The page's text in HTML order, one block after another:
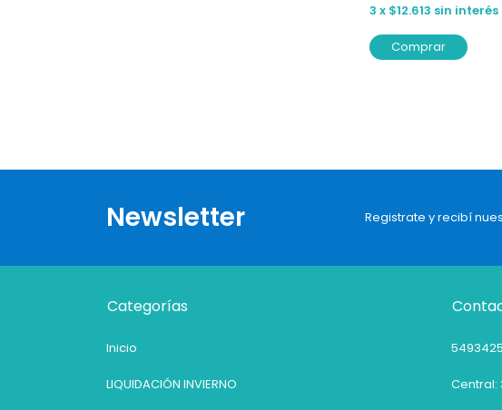
3 x $12.613 sin interés
Comprar
Newsletter Registrate y recibí
Categorías
Inicio
LIQUIDACIÓN INVIERNO Central: